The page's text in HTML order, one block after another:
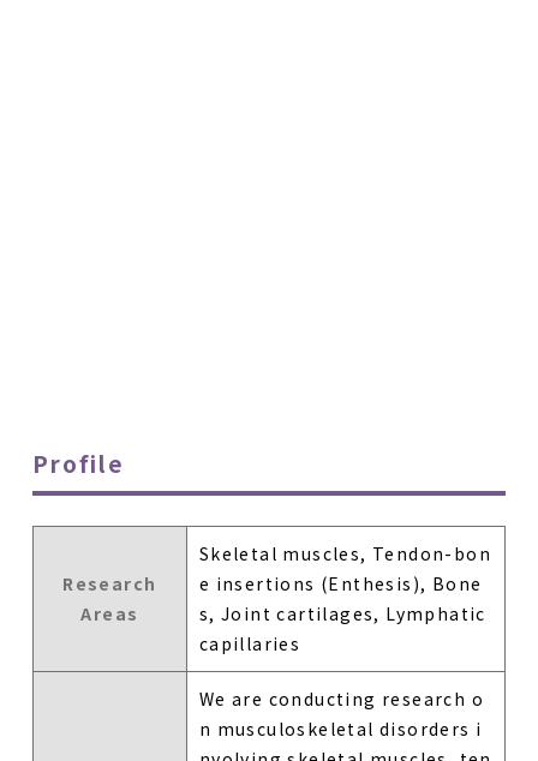
Profile
Research
Areas
Skeletal muscles, Tendon-bon
e insertions (Enthesis), Bone
s, Joint cartilages, Lymphatic
capillaries
We are conducting research o
n musculoskeletal disorders i